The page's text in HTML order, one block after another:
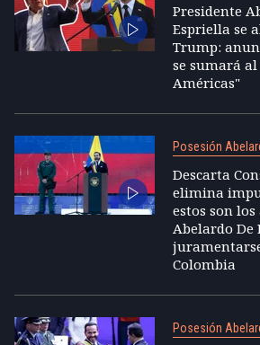
Presidente
Espriella se
Trump:
se sumará al
Américas"
Posesión
Descarta
elimina
estos son
Abelardo De
Colombia
Posesión